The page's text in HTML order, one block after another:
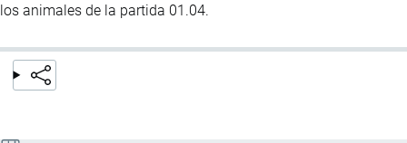
los animales de la partida 01.04.